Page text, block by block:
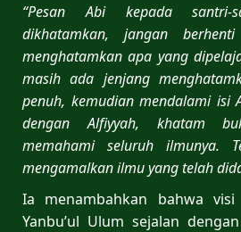
“Pesan Abi kepada
dikhatamkan, jangan
menghatamkan apa yang
masih ada jenjang
penuh, kemudian mendalami isi
dengan Alfiyyah, khatam
memahami seluruh ilmunya.
mengamalkan ilmu yang telah
Ia menambahkan bahwa visi
Yanbu’ul Ulum sejalan